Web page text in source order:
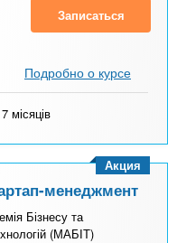
Записаться
Подробно о курсе
7 місяців
менеджмент
Бізнесу та
(МАБІТ)
Акция